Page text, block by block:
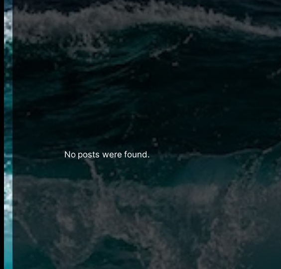
No posts were found.